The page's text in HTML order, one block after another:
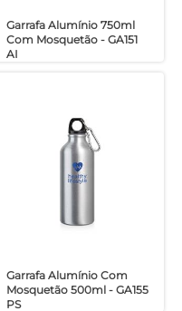
Garrafa Alumínio 750ml
Com Mosquetão - GA151
AI
Garrafa Alumínio Com
Mosquetão 500ml - GA155
PS